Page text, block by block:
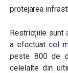
protejarea
Restricțiile sunt
a efectuat cel
peste 800 de
celelalte din